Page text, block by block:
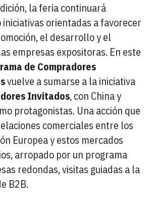
la feria continuará
orientadas a favorecer
el desarrollo y el
empresas expositoras. En este
de Compradores
vuelve a sumarse a la iniciativa
Invitados, con China y
protagonistas. Una acción que
comerciales entre los
Europea y estos mercados
arropado por un programa
redondas, visitas guiadas a la
B2B.